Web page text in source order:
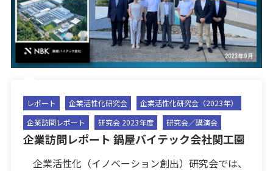
レポート 企業活性化研究会
企業活性化研究会（2023年）
企業訪問レポート
研究会 2023年度 研究会／講演会
企業訪問レポート 鍋屋バイテック会社関工園
企業活性化（イノベーション創出）研究会では、